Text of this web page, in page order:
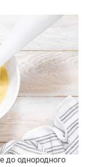
до однородного